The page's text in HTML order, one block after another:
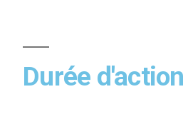
Durée d'action